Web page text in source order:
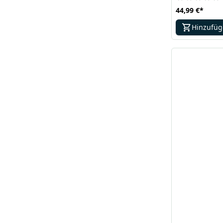
44,99 €*